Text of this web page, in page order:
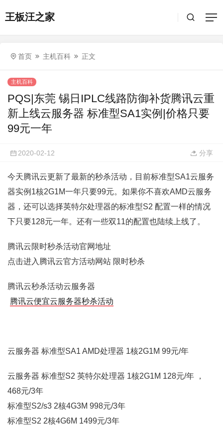
王板汪之家
首页 主机百科 正文
主机百科
PQS|东莞 锡日IPLC线路防御补货腾讯云重
新上线云服务器 标准型SA1实例|价格只要
99元一年
2020-02-12 分享
今天腾讯云更新了最新的秒杀活动，目前标准型SA1云服务
器实例1核2G1M一年只要99元。如果你不喜欢AMD云服务
器，还可以选择英特尔处理器的标准型S2 配置一样的情况
下只要128元一年。还有一些双11的配置也陆续上线了。
腾讯云限时秒杀活动官网地址
点击进入腾讯云官方活动网站 限时秒杀
腾讯云秒杀活动云服务器
腾讯云便宜云服务器秒杀活动
云服务器 标准型SA1 AMD处理器 1核2G1M 99元/年
云服务器 标准型S2 英特尔处理器 1核2G1M 128元/年 ，
468元/3年
标准型S2/s3 2核4G3M 998元/3年
标准型S2 2核4G6M 1499元/3年